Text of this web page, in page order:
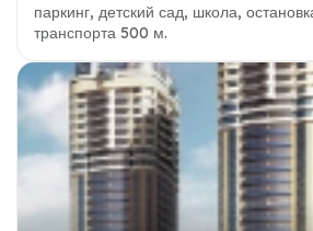
паркинг, детский сад, школа,
транспорта 500 м.